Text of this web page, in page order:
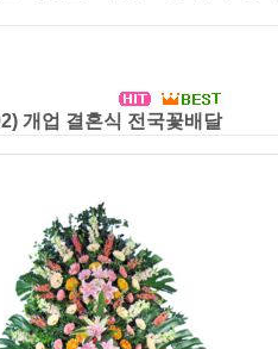
개업 결혼식 전국꽃배달